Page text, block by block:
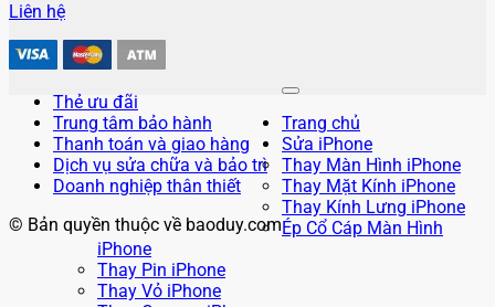
Liên hệ
Thẻ ưu đãi
Trung tâm bảo hành
Thanh toán và giao hàng
Dịch vụ sửa chữa và bảo trì
Doanh nghiệp thân thiết
© Bản quyền thuộc về baoduy.com
Trang chủ
Sửa iPhone
Thay Màn Hình iPhone
Thay Mặt Kính iPhone
Thay Kính Lưng iPhone
Ép Cổ Cáp Màn Hình
iPhone
Thay Pin iPhone
Thay Vỏ iPhone